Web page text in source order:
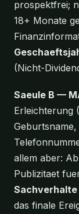
prospektfrei;
18+ Monate
(Nicht-
Saeule B —
Erleichterung
allem aber: Ab
Publizitaet
Sachverhalte
das finale